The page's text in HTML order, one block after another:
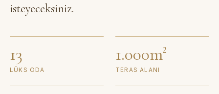
isteyeceksiniz.
13
LÜKS ODA
1.000m²
TERAS ALANI